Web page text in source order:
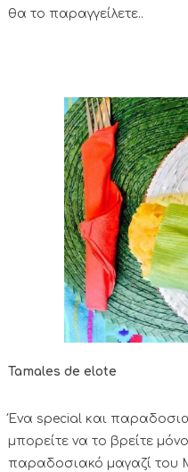
θα το παραγγείλετε..
Tamales de elote
Ένα special και
μπορείτε να το βρείτε
παραδοσιακό μαγαζί του